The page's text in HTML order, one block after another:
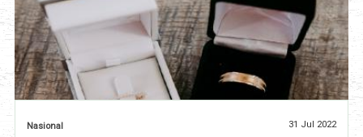
Nasional 31 Jul 2022